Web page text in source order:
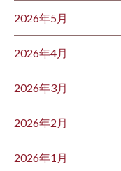
2026年5月
2026年4月
2026年3月
2026年2月
2026年1月